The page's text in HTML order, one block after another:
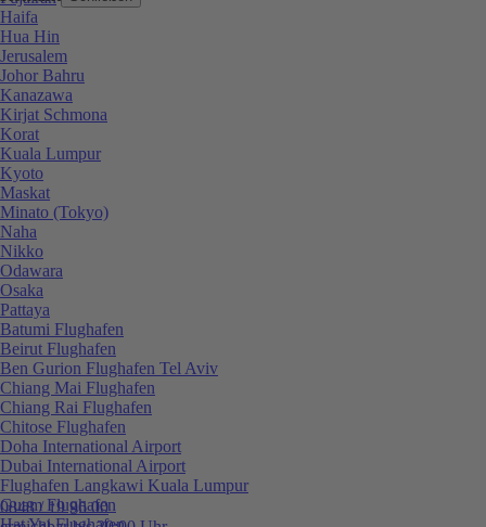
0848 / 19 96 00
Haifa
Hua Hin
Jerusalem
Johor Bahru
Kanazawa
Kirjat Schmona
Korat
Kuala Lumpur
Kyoto
Maskat
Minato (Tokyo)
Naha
Nikko
Odawara
Osaka
Pattaya
Batumi Flughafen
Beirut Flughafen
Ben Gurion Flughafen Tel Aviv
Chiang Mai Flughafen
Chiang Rai Flughafen
Chitose Flughafen
Doha International Airport
Dubai International Airport
Flughafen Langkawi Kuala Lumpur
Guam Flughafen